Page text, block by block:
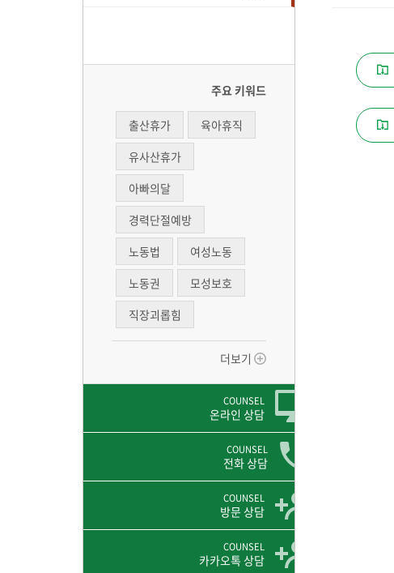
주요 키워드
출산휴가
육아휴직
유사산휴가
아빠의달
경력단절예방
노동법
여성노동
노동권
모성보호
직장괴롭힘
더보기
COUNSEL
온라인 상담
COUNSEL
전화 상담
COUNSEL
방문 상담
COUNSEL
카카오톡 상담